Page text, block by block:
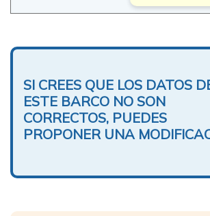
SI CREES QUE LOS DATOS
ESTE BARCO NO SON
CORRECTOS, PUEDES
PROPONER UNA